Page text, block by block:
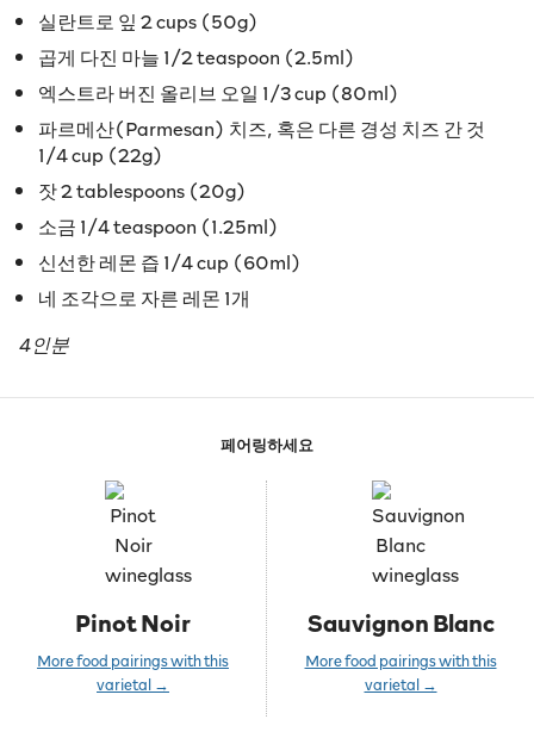
실란트로 잎 2 cups (50g)
곱게 다진 마늘 1/2 teaspoon (2.5ml)
엑스트라 버진 올리브 오일 1/3 cup (80ml)
파르메산(Parmesan) 치즈, 혹은 다른 경성 치즈 간 것
1/4 cup (22g)
잣 2 tablespoons (20g)
소금 1/4 teaspoon (1.25ml)
신선한 레몬 즙 1/4 cup (60ml)
네 조각으로 자른 레몬 1개
4인분
페어링하세요
Pinot Noir
More food pairings with this
varietal →
Sauvignon Blanc
More food pairings with this
varietal →